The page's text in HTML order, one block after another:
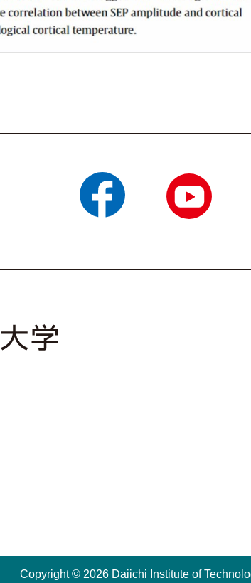
Copyright © 2026 Daiichi Institute of